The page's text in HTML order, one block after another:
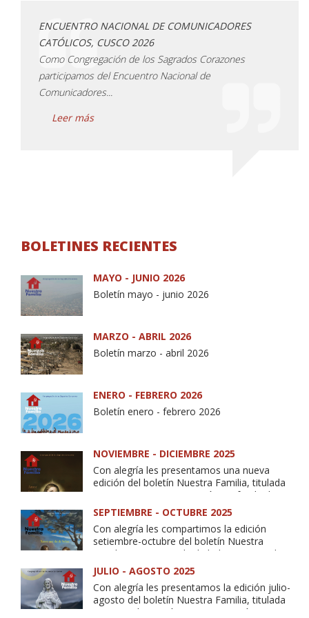
ENCUENTRO NACIONAL DE COMUNICADORES
CATÓLICOS, CUSCO 2026
Como Congregación de los Sagrados Corazones
participamos del Encuentro Nacional de
Comunicadores...
Leer más
BOLETINES RECIENTES
MAYO - JUNIO 2026
Boletín mayo - junio 2026
MARZO - ABRIL 2026
Boletín marzo - abril 2026
ENERO - FEBRERO 2026
Boletín enero - febrero 2026
NOVIEMBRE - DICIEMBRE 2025
Con alegría les presentamos una nueva
edición del boletín Nuestra Familia, titulada
“Amor por amor”, expresión profunda de
nuestra espiritualidad vivida desde el Corazón
de Jesús.
Esta edición recoge testimonios que
Victoria Checa sscc, marcada por la educación y la cercanía a
los pobres; la de Bruno Benatti sscc, misionero apasionado
por las vocaciones; y el testimonio “Un camino de amor y
SEPTIEMBRE - OCTUBRE 2025
Con alegría les compartimos la edición
setiembre-octubre del boletín Nuestra
Familia: “Amor que da de beber”. Inspirados
en el capítulo IV de Dilexit nos, que nos invita
a contemplar el amor de Cristo como fuente
que sacia la sed del corazón humano y se
hace misión en el mundo. Incluye testimonios, reflexiones y
JULIO - AGOSTO 2025
Con alegría les presentamos la edición julio-
agosto del boletín Nuestra Familia, titulada
“Este es el Corazón que tanto amó”.